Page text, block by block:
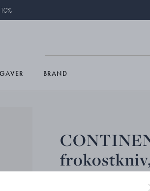
GAVER BRAND
skaft